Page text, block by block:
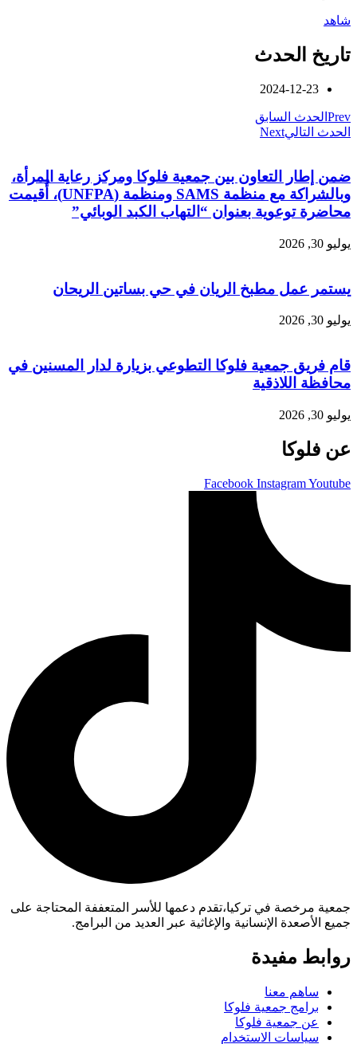
شاهد
تاريخ الحدث
2024-12-23
Prev الحدث السابق
الحدث التاليNext
ضمن إطار التعاون بين جمعية فلوكا ومركز رعاية المرأة،
وبالشراكة مع منظمة SAMS ومنظمة (UNFPA)، أُقيمت
محاضرة توعوية بعنوان “التهاب الكبد الوبائي”
يوليو 30, 2026
يستمر عمل مطبخ الريان في حي بساتين الريحان
يوليو 30, 2026
قام فريق جمعية فلوكا التطوعي بزيارة لدار المسنين في
محافظة اللاذقية
يوليو 30, 2026
عن فلوكا
Facebook InstagramYoutube
جمعية مرخصة في تركيا،تقدم دعمها للأسر المتعففة المحتاجة على
جميع الأصعدة الإنسانية والإغاثية عبر العديد من البرامج.
روابط مفيدة
ساهم معنا
برامج جمعية فلوكا
عن جمعية فلوكا
سياسات الاستخدام